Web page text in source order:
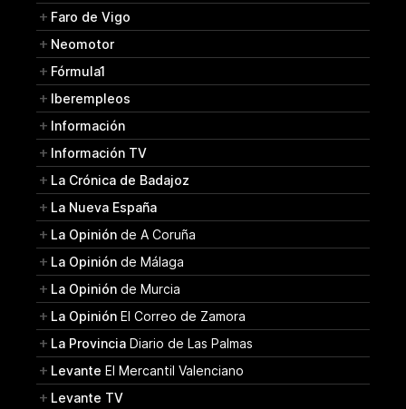
Faro de Vigo
Neomotor
Fórmula1
Iberempleos
Información
Información TV
La Crónica de Badajoz
La Nueva España
La Opinión de A Coruña
La Opinión de Málaga
La Opinión de Murcia
La Opinión El Correo de Zamora
La Provincia Diario de Las Palmas
Levante El Mercantil Valenciano
Levante TV